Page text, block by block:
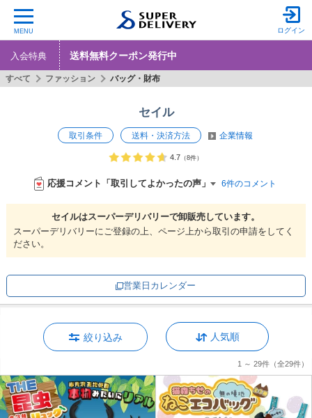
MENU ログイン
入会特典 送料無料クーポン発行中
セイル
取引条件 送料・決済方法 企業情報
4.7（8件）
応援コメント「取引してよかったの声」 6件のコメント
セイルはスーパーデリバリーで卸販売しています。
スーパーデリバリーにご登録の上、ページ上から取引の申請をしてく
ださい。
営業日カレンダー
すべて ファッション バッグ・財布
絞り込み 人気順
1 ～ 29件 （全29件）